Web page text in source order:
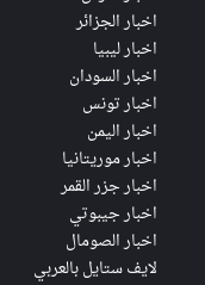
اخبار الجزائر
اخبار ليبيا
اخبار السودان
اخبار تونس
اخبار اليمن
اخبار موريتانيا
اخبار جزر القمر
اخبار جيبوتي
اخبار الصومال
لايف ستايل بالعربي